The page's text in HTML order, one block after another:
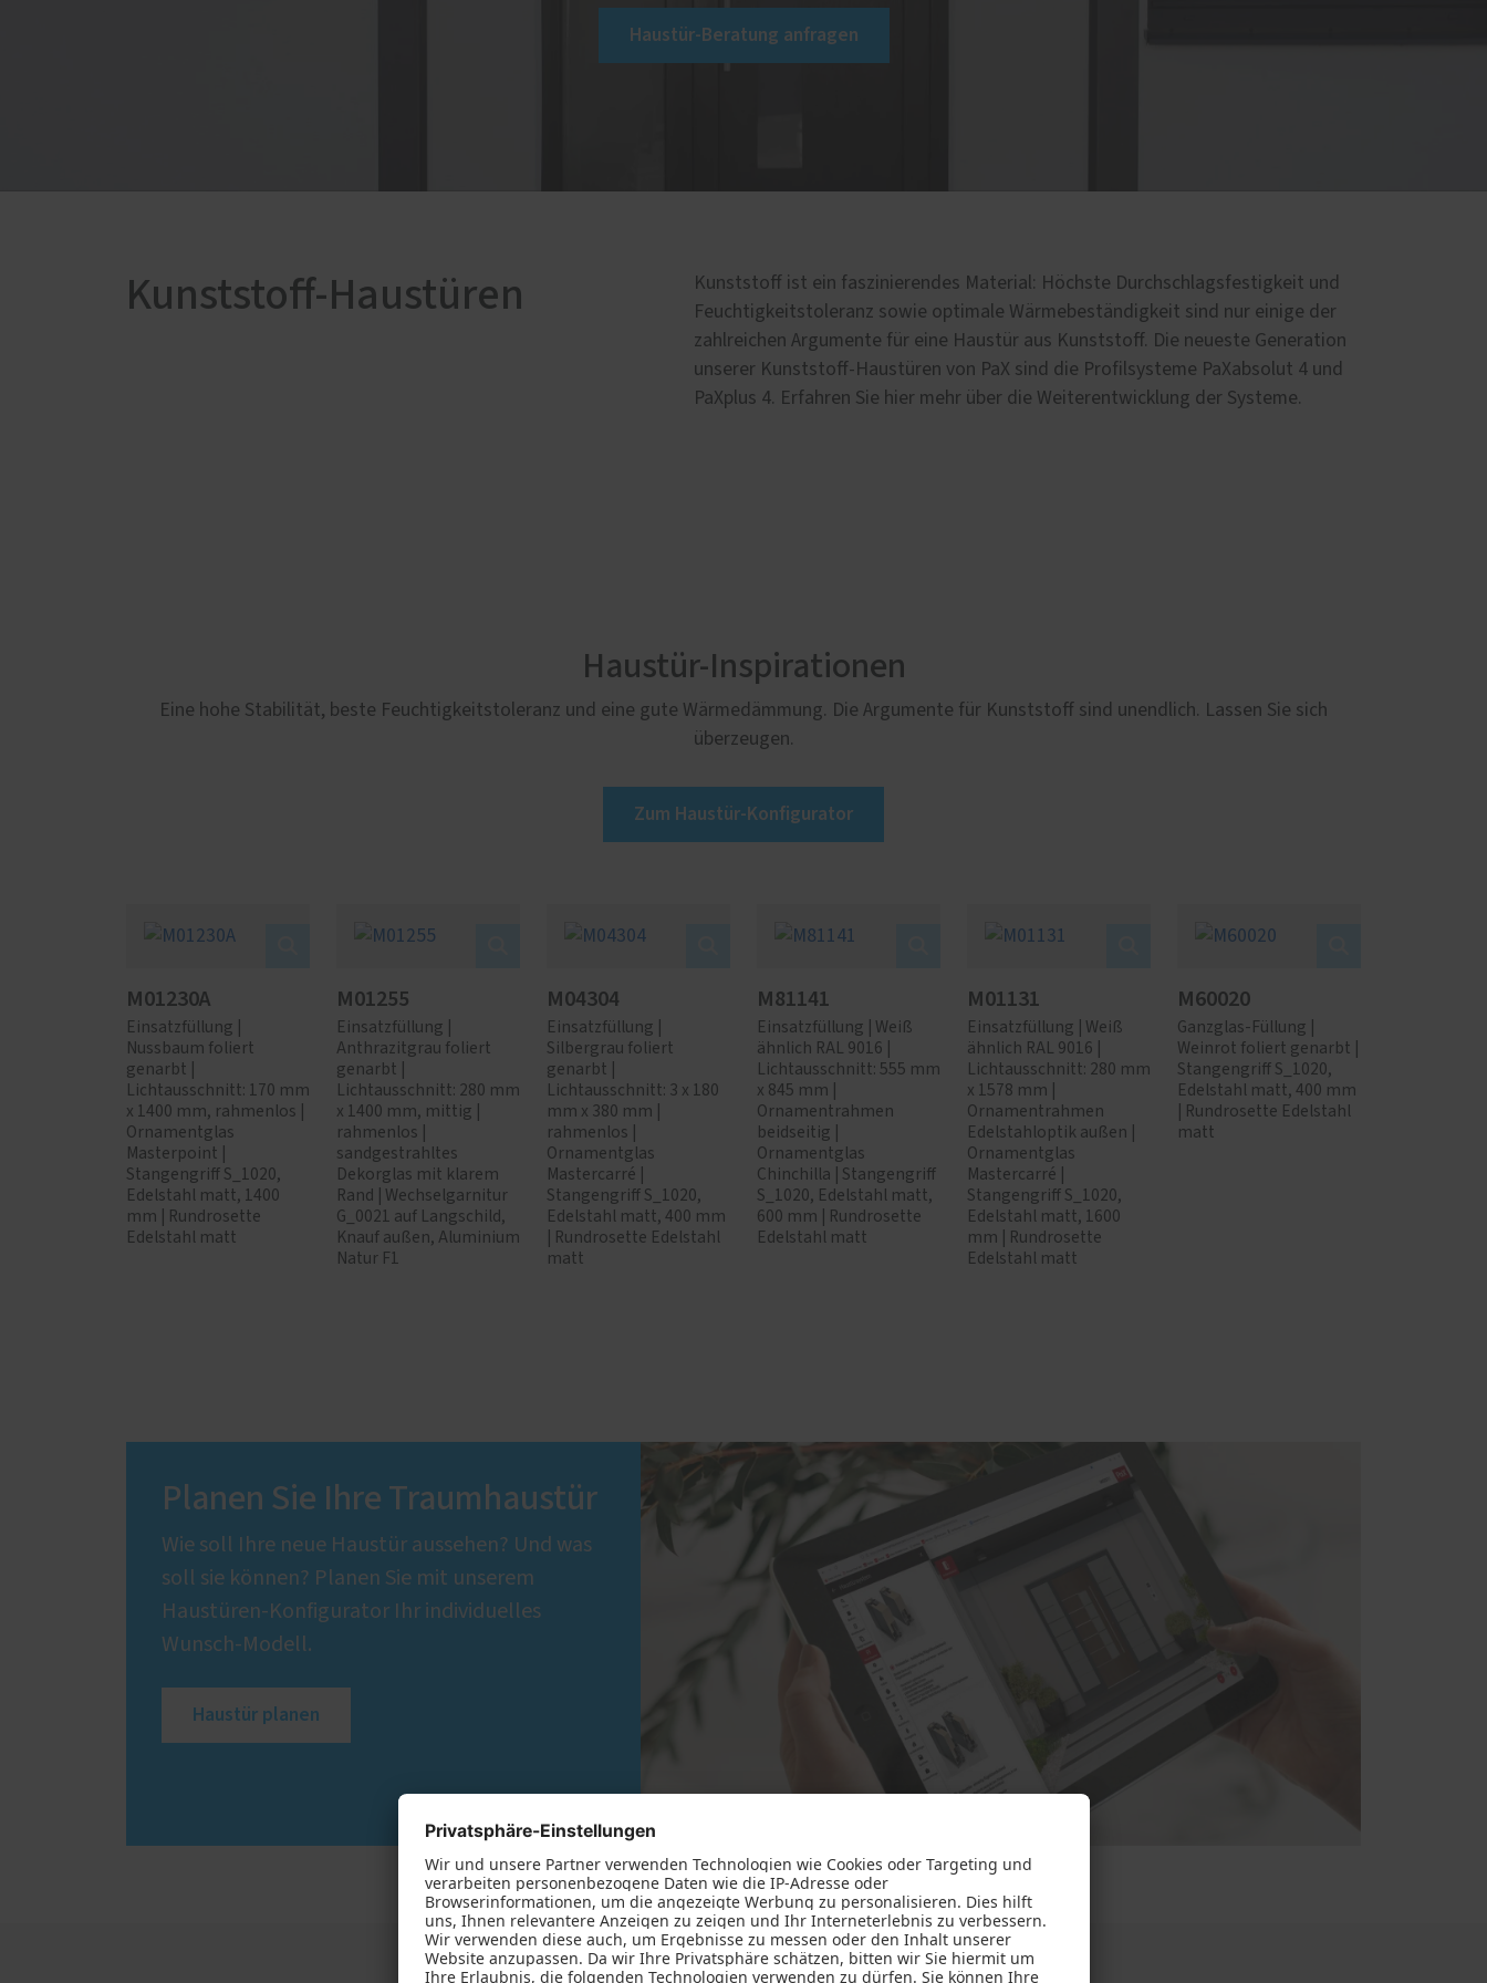
Haustür-Beratung anfragen
Kunststoff-Haustüren
Kunststoff ist ein faszinierendes Material: Höchste Durchschlagsfestigkeit und
Feuchtigkeitstoleranz sowie optimale Wärmebeständigkeit sind nur einige der
zahlreichen Argumente für eine Haustür aus Kunststoff. Die neueste Generation
unserer Kunststoff-Haustüren von PaX sind die Profilsysteme PaXabsolut 4 und
PaXplus 4. Erfahren Sie hier mehr über die Weiterentwicklung der Systeme.
Haustür-Inspirationen
Eine hohe Stabilität, beste Feuchtigkeitstoleranz und eine gute Wärmedämmung. Die Argumente für Kunststoff sind unendlich. Lassen Sie sich
überzeugen.
Zum Haustür-Konfigurator
M01230A
Einsatzfüllung |
Nussbaum foliert
genarbt |
Lichtausschnitt: 170 mm
x 1400 mm, rahmenlos |
Ornamentglas
Masterpoint |
Stangengriff S_1020,
Edelstahl matt, 1400
mm | Rundrosette
Edelstahl matt
M01255
Einsatzfüllung |
Anthrazitgrau foliert
genarbt |
Lichtausschnitt: 280 mm
x 1400 mm, mittig |
rahmenlos |
sandgestrahltes
Dekorglas mit klarem
Rand | Wechselgarnitur
G_0021 auf Langschild,
Knauf außen, Aluminium
Natur F1
M04304
Einsatzfüllung |
Silbergrau foliert
genarbt |
Lichtausschnitt: 3 x 180
mm x 380 mm |
rahmenlos |
Ornamentglas
Mastercarré |
Stangengriff S_1020,
Edelstahl matt, 400 mm
| Rundrosette Edelstahl
matt
M81141
Einsatzfüllung | Weiß
ähnlich RAL 9016 |
Lichtausschnitt: 555 mm
x 845 mm |
Ornamentrahmen
beidseitig |
Ornamentglas
Chinchilla | Stangengriff
S_1020, Edelstahl matt,
600 mm | Rundrosette
Edelstahl matt
M01131
Einsatzfüllung | Weiß
ähnlich RAL 9016 |
Lichtausschnitt: 280 mm
x 1578 mm |
Ornamentrahmen
Edelstahloptik außen |
Ornamentglas
Mastercarré |
Stangengriff S_1020,
Edelstahl matt, 1600
mm | Rundrosette
Edelstahl matt
M60020
Ganzglas-Füllung |
Weinrot foliert genarbt |
Stangengriff S_1020,
Edelstahl matt, 400 mm
| Rundrosette Edelstahl
matt
Planen Sie Ihre Traumhaustür
Wie soll Ihre neue Haustür aussehen? Und was
soll sie können? Planen Sie mit unserem
Haustüren-Konfigurator Ihr individuelles
Wunsch-Modell.
Haustür planen